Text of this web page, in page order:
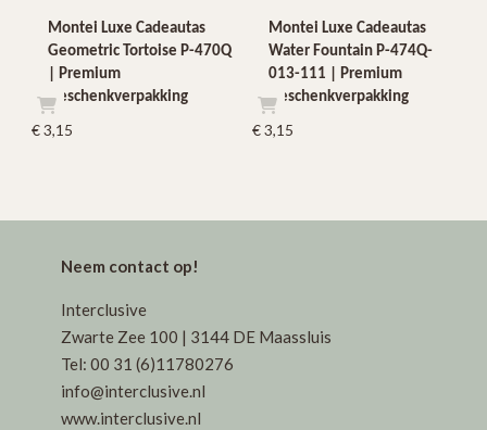
Montei Luxe Cadeautas
Geometric Tortoise P-470Q
| Premium
Geschenkverpakking
€3,15
Montei Luxe Cadeautas
Water Fountain P-474Q-
013-111 | Premium
Geschenkverpakking
€3,15
Neem contact op!
Interclusive
Zwarte Zee 100 | 3144 DE Maassluis
Tel: 00 31 (6)11780276
info@interclusive.nl
www.interclusive.nl